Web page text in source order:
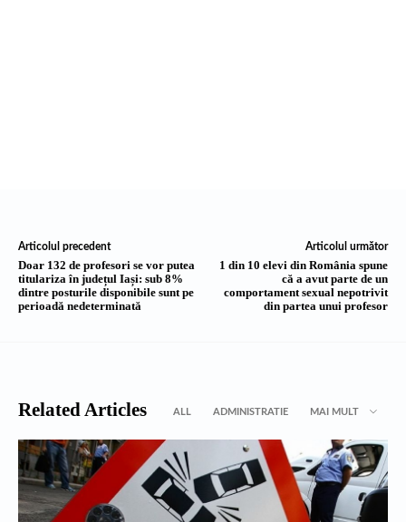
Articolul precedent
Doar 132 de profesori se vor putea
titulariza în județul Iași: sub 8%
dintre posturile disponibile sunt pe
perioadă nedeterminată
Articolul următor
1 din 10 elevi din România spune
că a avut parte de un
comportament sexual nepotrivit
din partea unui profesor
Related Articles ALL ADMINISTRATIE MAI MULT